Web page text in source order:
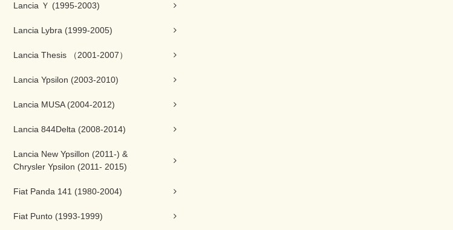
Lancia Ｙ (1995-2003)
Lancia Lybra (1999-2005)
Lancia Thesis （2001-2007）
Lancia Ypsilon (2003-2010)
Lancia MUSA (2004-2012)
Lancia 844Delta (2008-2014)
Lancia New Ypsillon (2011-) &
Chrysler Ypsilon (2011- 2015)
Fiat Panda 141 (1980-2004)
Fiat Punto (1993-1999)